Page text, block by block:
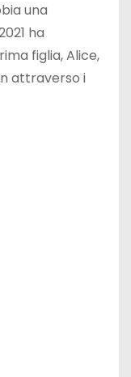
una
ha
figlia, Alice,
attraverso i